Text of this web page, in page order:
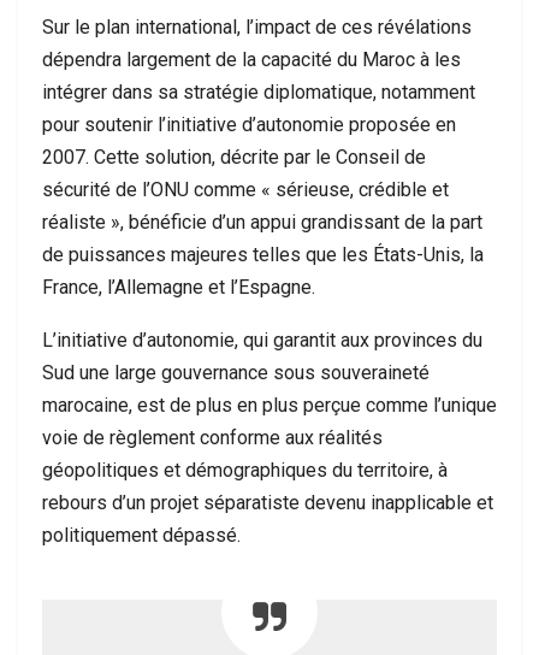
Sur le plan international, l’impact de ces révélations
dépendra largement de la capacité du Maroc à les
intégrer dans sa stratégie diplomatique, notamment
pour soutenir l’initiative d’autonomie proposée en
2007. Cette solution, décrite par le Conseil de
sécurité de l’ONU comme « sérieuse, crédible et
réaliste », bénéficie d’un appui grandissant de la part
de puissances majeures telles que les États-Unis, la
France, l’Allemagne et l’Espagne.
L’initiative d’autonomie, qui garantit aux provinces du
Sud une large gouvernance sous souveraineté
marocaine, est de plus en plus perçue comme l’unique
voie de règlement conforme aux réalités
géopolitiques et démographiques du territoire, à
rebours d’un projet séparatiste devenu inapplicable et
politiquement dépassé.